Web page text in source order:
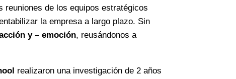
de los equipos estratégicos
la empresa a largo plazo. Sin
y – emoción, reusándonos a
realizaron una investigación de 2 años